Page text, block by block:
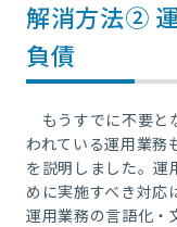
解消方法②
負債
もうすでに不要と
われている運用業務
を説明しました。運
めに実施すべき対応
運用業務の言語化・